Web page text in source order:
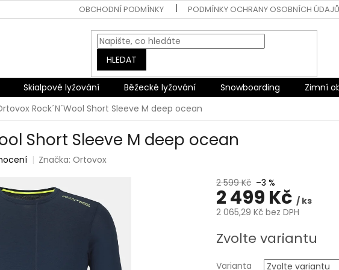
OBCHODNÍ PODMÍNKY PODMÍNKY OCHRANY OSOBNÍCH ÚDAJŮ
HLEDAT
Skialpové lyžování Běžecké lyžování Snowboarding Zimní
Rock´N´Wool Short Sleeve M deep ocean
Short Sleeve M deep ocean
Značka:Ortovox
2 599 Kč –3 %
2 499 Kč / ks
2 065,29 Kč bez DPH
cena:
Zvolte variantu
Varianta